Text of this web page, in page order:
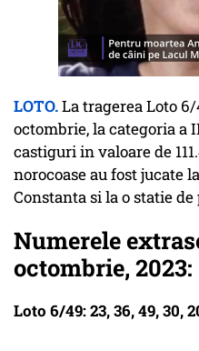
LOTO.La tragerea Loto
octombrie, la categoria a
castiguri in valoare de
norocoase au fost jucate
Constanta si la o statie
Numerele
octombrie, 2023:
Loto 6/49: 23, 36, 49, 30,